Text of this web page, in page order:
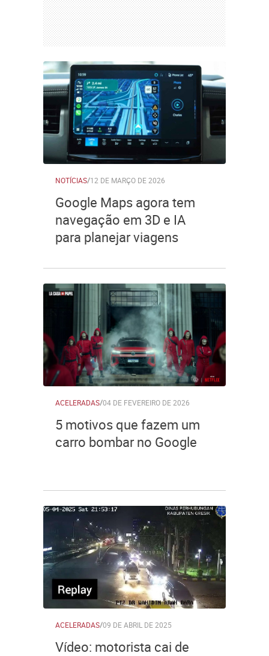
NOTÍCIAS/12 DE MARÇO DE 2026
Google Maps agora tem
navegação em 3D e IA
para planejar viagens
ACELERADAS/04 DE FEVEREIRO DE 2026
5 motivos que fazem um
carro bombar no Google
ACELERADAS/09 DE ABRIL DE 2025
Vídeo: motorista cai de